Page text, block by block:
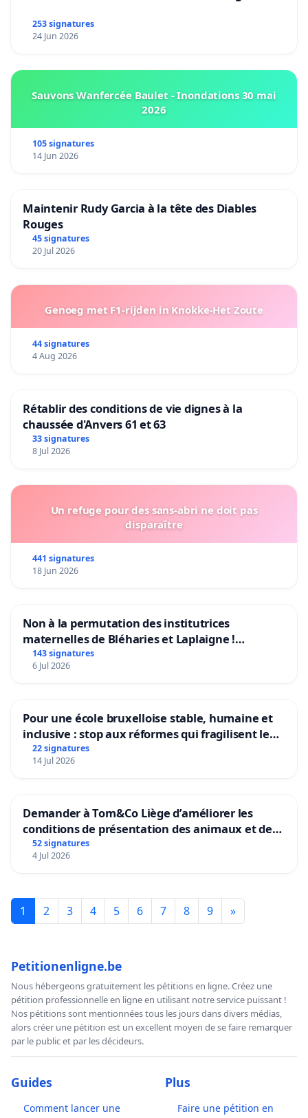
253 signatures
24 Jun 2026
Sauvons Wanfercée Baulet - Inondations 30 mai
2026
105 signatures
14 Jun 2026
Maintenir Rudy Garcia à la tête des Diables
Rouges
45 signatures
20 Jul 2026
Genoeg met F1-rijden in Knokke-Het Zoute
44 signatures
4 Aug 2026
Rétablir des conditions de vie dignes à la
chaussée d'Anvers 61 et 63
33 signatures
8 Jul 2026
Un refuge pour des sans-abri ne doit pas
disparaître
441 signatures
18 Jun 2026
Non à la permutation des institutrices
maternelles de Bléharies et Laplaigne !
Préservons la stabilité de nos enfants.
143 signatures
6 Jul 2026
Pour une école bruxelloise stable, humaine et
inclusive : stop aux réformes qui fragilisent le
primaire
22 signatures
14 Jul 2026
Demander à Tom&Co Liège d’améliorer les
conditions de présentation des animaux et de
mettre fin à la vente d’animaux en magasin
52 signatures
4 Jul 2026
1 2 3 4 5 6 7 8 9 »
Petitionenligne.be
Nous hébergeons gratuitement les pétitions en ligne. Créez une
pétition professionnelle en ligne en utilisant notre service puissant !
Nos pétitions sont mentionnées tous les jours dans divers médias,
alors créer une pétition est un excellent moyen de se faire remarquer
par le public et par les décideurs.
Guides
Comment lancer une
Plus
Faire une pétition en